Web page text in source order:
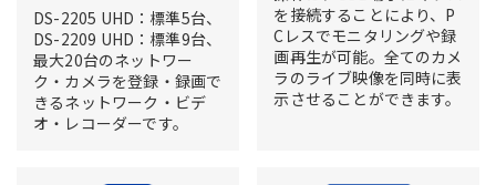
DS-2205 UHD：標準5台、
DS-2209 UHD：標準9台、
最大20台のネットワー
ク・カメラを登録・録画で
きるネットワーク・ビデ
オ・レコーダーです。
を接続することにより、P
Cレスでモニタリングや録
画再生が可能。全てのカメ
ラのライブ映像を同時に表
示させることができます。